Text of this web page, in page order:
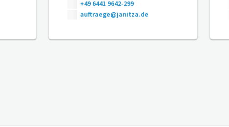
+49 6441 9642-299
auftraege@janitza.de